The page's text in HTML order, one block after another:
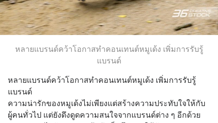
หลายแบรนด์คว้าโอกาสทำคอนเทนต์หมูเด้ง เพิ่มการรับรู้
แบรนด์
หลายแบรนด์คว้าโอกาสทำคอนเทนต์หมูเด้ง เพิ่มการรับรู้
แบรนด์
ความน่ารักของหมูเด้งไม่เพียงแต่สร้างความประทับใจให้กับ
ผู้คนทั่วไป แต่ยังดึงดูดความสนใจจากแบรนด์ต่าง ๆ อีกด้วย